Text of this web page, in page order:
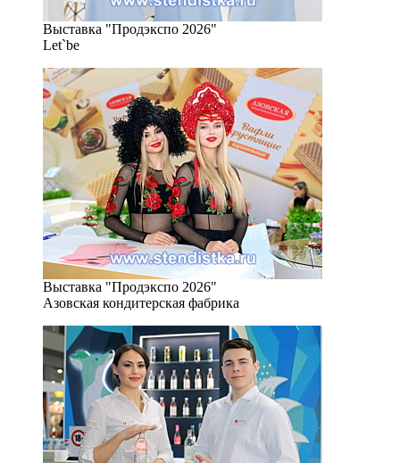
Выставка "Продэкспо 2026"
Let`be
Выставка "Продэкспо 2026"
Азовская кондитерская фабрика